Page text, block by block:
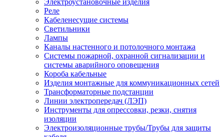
Электроустановочные изделия
Реле
Кабеленесущие системы
Светильники
Лампы
Каналы настенного и потолочного монтажа
Системы пожарной, охранной сигнализации и
системы аварийного оповещения
Короба кабельные
Изделия монтажные для коммуникационных сетей
Трансформаторные подстанции
Линии электропередач (ЛЭП)
Инструменты для опрессовки, резки, снятия
изоляции
Электроизоляционные трубы/Трубы для защиты